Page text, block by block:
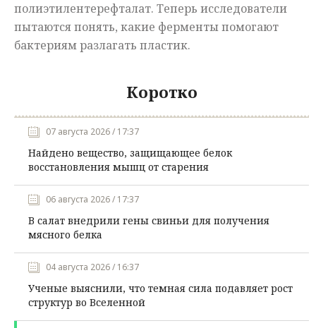
полиэтилентерефталат. Теперь исследователи
пытаются понять, какие ферменты помогают
бактериям разлагать пластик.
Коротко
07 августа 2026 / 17:37
Найдено вещество, защищающее белок
восстановления мышц от старения
06 августа 2026 / 17:37
В салат внедрили гены свиньи для получения
мясного белка
04 августа 2026 / 16:37
Ученые выяснили, что темная сила подавляет рост
структур во Вселенной